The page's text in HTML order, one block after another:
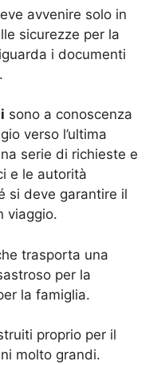
avvenire solo in
sicurezze per la
i documenti
sono a conoscenza
verso l’ultima
serie di richieste e
e le autorità
si deve garantire il
viaggio.
trasporta una
per la
la famiglia.
proprio per il
molto grandi.